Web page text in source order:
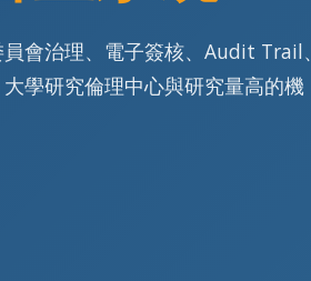
會治理、電子簽核、Audit Trail、
學研究倫理中心與研究量高的機